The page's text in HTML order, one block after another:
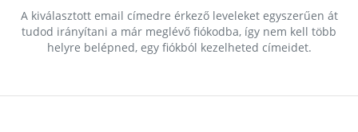
A kiválasztott email címedre érkező leveleket egyszerűen át
tudod irányítani a már meglévő fiókodba, így nem kell több
helyre belépned, egy fiókból kezelheted címeidet.